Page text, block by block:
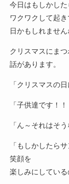
今日はもしかし
ワクワクして起
日かもしれません
クリスマスにま
話があります。
「クリスマスの
「子供達です！！
「ん～それはそ
「もしかしたら
笑顔を
楽しみにしている